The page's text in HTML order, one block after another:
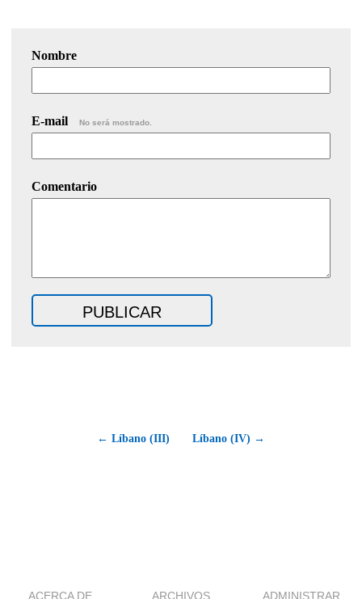
Nombre
E-mail No será mostrado.
Comentario
← Líbano (III) Líbano (IV) →
ACERCA DE ARCHIVOS ADMINISTRAR